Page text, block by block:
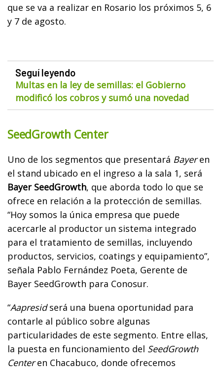
que se va a realizar en Rosario los próximos 5, 6
y 7 de agosto.
Seguí leyendo
Multas en la ley de semillas: el Gobierno
modificó los cobros y sumó una novedad
SeedGrowth Center
Uno de los segmentos que presentará Bayeren
el stand ubicado en el ingreso a la sala 1, será
Bayer SeedGrowth, que aborda todo lo que se
ofrece en relación a la protección de semillas.
“Hoy somos la única empresa que puede
acercarle al productor un sistema integrado
para el tratamiento de semillas, incluyendo
productos, servicios, coatings y equipamiento”,
señala Pablo Fernández Poeta, Gerente de
Bayer SeedGrowth para Conosur.
“Aapresidserá una buena oportunidad para
contarle al público sobre algunas
particularidades de este segmento. Entre ellas,
la puesta en funcionamiento del SeedGrowth
Centeren Chacabuco, donde ofrecemos